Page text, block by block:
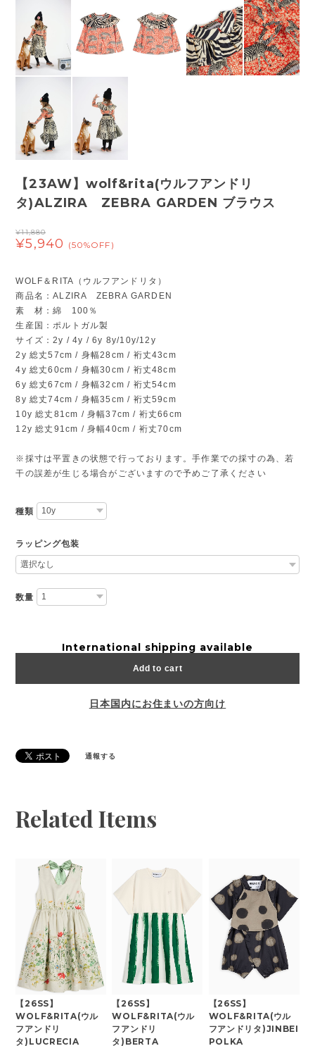
【23AW】wolf&rita(ウルフアンドリ
タ)ALZIRA ZEBRA GARDEN ブラウス
¥11,880
¥5,940 (50%OFF)
WOLF＆RITA（ウルフアンドリタ）
商品名：ALZIRA ZEBRA GARDEN
素 材：綿 100％
生産国：ポルトガル製
サイズ：2y / 4y / 6y 8y/10y/12y
2y 総丈57cm / 身幅28cm / 裄丈43cm
4y 総丈60cm / 身幅30cm / 裄丈48cm
6y 総丈67cm / 身幅32cm / 裄丈54cm
8y 総丈74cm / 身幅35cm / 裄丈59cm
10y 総丈81cm / 身幅37cm / 裄丈66cm
12y 総丈91cm / 身幅40cm / 裄丈70cm
※採寸は平置きの状態で行っております。手作業での採寸の為、若
干の誤差が生じる場合がございますので予めご了承ください
種類
ラッピング包装
数量
International shipping available
Add to cart
日本国内にお住まいの方向け
通報する
Related Items
【26SS】
WOLF&RITA(ウル
フアンドリ
タ)LUCRECIA
【26SS】
WOLF&RITA(ウル
フアンドリ
タ)BERTA
【26SS】
WOLF&RITA(ウル
フアンドリタ)JINBEI
POLKA